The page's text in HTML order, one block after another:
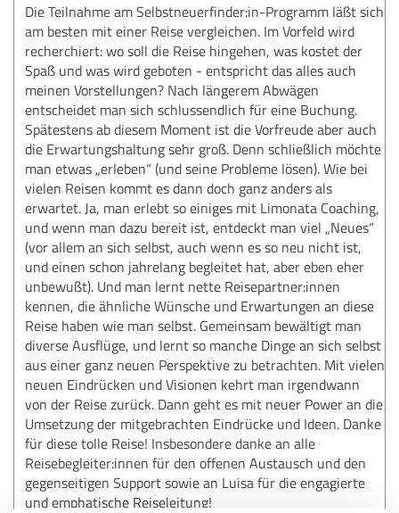
Die Teilnahme am Selbstneuerfinder:in-Programm läßt sich
am besten mit einer Reise vergleichen. Im Vorfeld wird
recherchiert: wo soll die Reise hingehen, was kostet der
Spaß und was wird geboten - entspricht das alles auch
meinen Vorstellungen? Nach längerem Abwägen
entscheidet man sich schlussendlich für eine Buchung.
Spätestens ab diesem Moment ist die Vorfreude aber auch
die Erwartungshaltung sehr groß. Denn schließlich möchte
man etwas „erleben“ (und seine Probleme lösen). Wie bei
vielen Reisen kommt es dann doch ganz anders als
erwartet. Ja, man erlebt so einiges mit Limonata Coaching,
und wenn man dazu bereit ist, entdeckt man viel „Neues“
(vor allem an sich selbst, auch wenn es so neu nicht ist,
und einen schon jahrelang begleitet hat, aber eben eher
unbewußt). Und man lernt nette Reisepartner:innen
kennen, die ähnliche Wünsche und Erwartungen an diese
Reise haben wie man selbst. Gemeinsam bewältigt man
diverse Ausflüge, und lernt so manche Dinge an sich selbst
aus einer ganz neuen Perspektive zu betrachten. Mit vielen
neuen Eindrücken und Visionen kehrt man irgendwann
von der Reise zurück. Dann geht es mit neuer Power an die
Umsetzung der mitgebrachten Eindrücke und Ideen. Danke
für diese tolle Reise! Insbesondere danke an alle
Reisebegleiter:innen für den offenen Austausch und den
gegenseitigen Support sowie an Luisa für die engagierte
und emphatische Reiseleitung!